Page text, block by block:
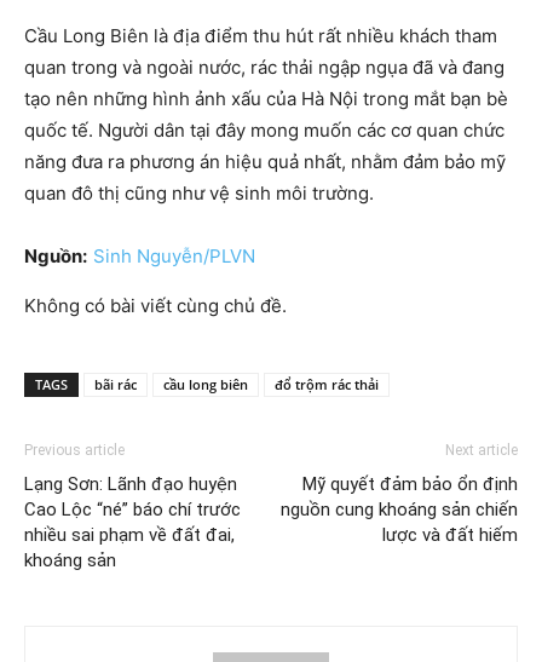
Cầu Long Biên là địa điểm thu hút rất nhiều khách tham
quan trong và ngoài nước, rác thải ngập ngụa đã và đang
tạo nên những hình ảnh xấu của Hà Nội trong mắt bạn bè
quốc tế. Người dân tại đây mong muốn các cơ quan chức
năng đưa ra phương án hiệu quả nhất, nhằm đảm bảo mỹ
quan đô thị cũng như vệ sinh môi trường.
Nguồn: Sinh Nguyễn/PLVN
Không có bài viết cùng chủ đề.
TAGS bãi rác cầu long biên đổ trộm rác thải
Previous article
Lạng Sơn: Lãnh đạo huyện
Cao Lộc “né” báo chí trước
nhiều sai phạm về đất đai,
khoáng sản
Next article
Mỹ quyết đảm bảo ổn định
nguồn cung khoáng sản chiến
lược và đất hiếm